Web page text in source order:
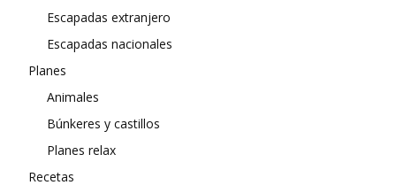
Escapadas extranjero
Escapadas nacionales
Planes
Animales
Búnkeres y castillos
Planes relax
Recetas